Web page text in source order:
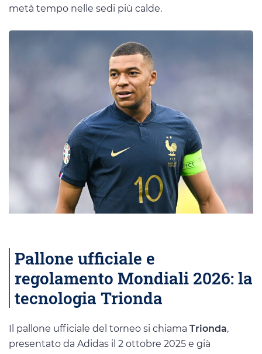
metà tempo nelle sedi più calde.
Pallone ufficiale e
regolamento Mondiali 2026: la
tecnologia Trionda
Il pallone ufficiale del torneo si chiama Trionda,
presentato da Adidas il 2 ottobre 2025 e già